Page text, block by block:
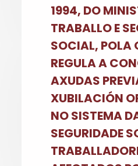
1994, DO
TRABALLO E
SOCIAL, POLA
REGULA A
AXUDAS
XUBILACIÓN
NO SISTEMA
SEGURIDADE